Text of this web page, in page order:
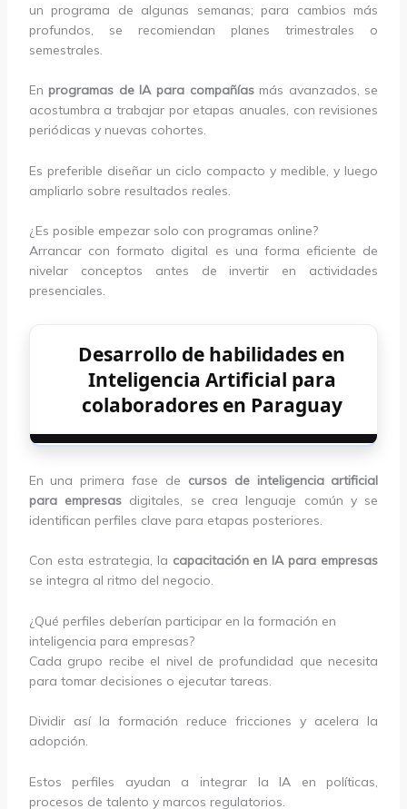
un programa de algunas semanas; para cambios más
profundos, se recomiendan planes trimestrales o
semestrales.
Enprogramas de IA para compañíasmás avanzados, se
acostumbra a trabajar por etapas anuales, con revisiones
periódicas y nuevas cohortes.
Es preferible diseñar un ciclo compacto y medible, y luego
ampliarlo sobre resultados reales.
¿Es posible empezar solo con programas online?
Arrancar con formato digital es una forma eficiente de
nivelar conceptos antes de invertir en actividades
presenciales.
Desarrollo de habilidades en
Inteligencia Artificial para
colaboradores en Paraguay
En una primera fase de cursos de inteligencia artificial
para empresasdigitales, se crea lenguaje común y se
identifican perfiles clave para etapas posteriores.
Con esta estrategia, la capacitación en IA para empresas
se integra al ritmo del negocio.
¿Qué perfiles deberían participar en la formación en
inteligencia para empresas?
Cada grupo recibe el nivel de profundidad que necesita
para tomar decisiones o ejecutar tareas.
Dividir así la formación reduce fricciones y acelera la
adopción.
Estos perfiles ayudan a integrar la IA en políticas,
procesos de talento y marcos regulatorios.